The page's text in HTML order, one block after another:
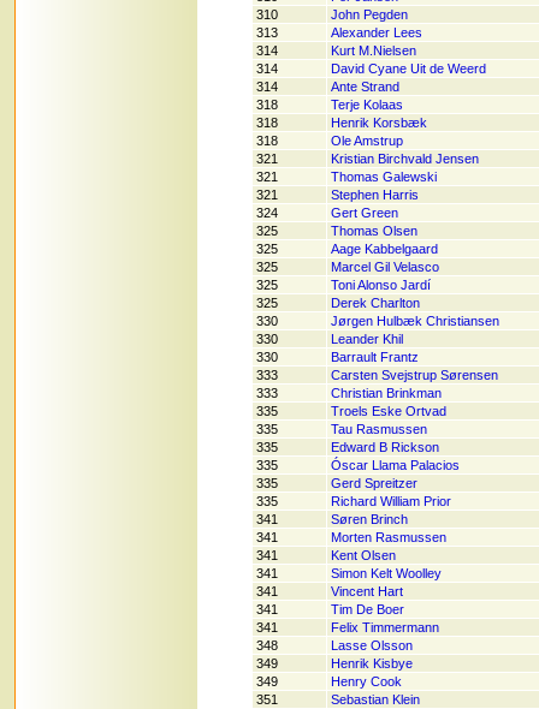
310
John Pegden
313
Alexander Lees
314
Kurt M.Nielsen
314
David Cyane Uit de Weerd
314
Ante Strand
318
Terje Kolaas
318
Henrik Korsbæk
318
Ole Amstrup
321
Kristian Birchvald Jensen
321
Thomas Galewski
321
Stephen Harris
324
Gert Green
325
Thomas Olsen
325
Aage Kabbelgaard
325
Marcel Gil Velasco
325
Toni Alonso Jardí
325
Derek Charlton
330
Jørgen Hulbæk Christiansen
330
Leander Khil
330
Barrault Frantz
333
Carsten Svejstrup Sørensen
333
Christian Brinkman
335
Troels Eske Ortvad
335
Tau Rasmussen
335
Edward B Rickson
335
Óscar Llama Palacios
335
Gerd Spreitzer
335
Richard William Prior
341
Søren Brinch
341
Morten Rasmussen
341
Kent Olsen
341
Simon Kelt Woolley
341
Vincent Hart
341
Tim De Boer
341
Felix Timmermann
348
Lasse Olsson
349
Henrik Kisbye
349
Henry Cook
351
Sebastian Klein